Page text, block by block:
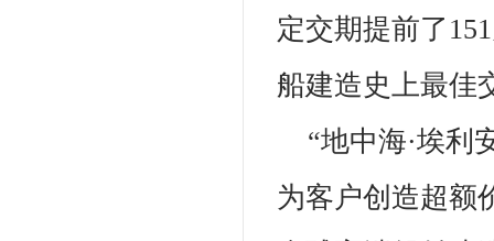
定交期提前了
船建造史上最佳
“地中海·埃利
为客户创造超额